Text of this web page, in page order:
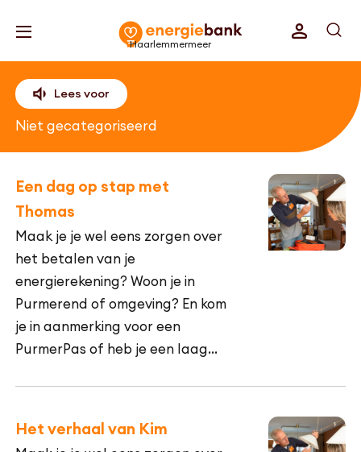
Haarlemmermeer
Lees voor
Niet gecategoriseerd
Een dag op stap met
Thomas
Maak je je wel eens zorgen over
het betalen van je
energierekening? Woon je in
Purmerend of omgeving? En kom
je in aanmerking voor een
PurmerPas of heb je een laag
Het verhaal van Kim